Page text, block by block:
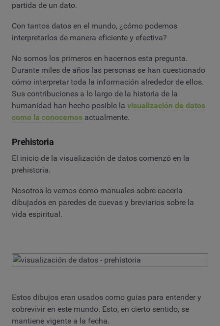
partida de un dato.
Con tantos datos en el mundo, ¿cómo podemos
interpretarlos de manera eficiente y efectiva?
No somos los primeros en hacernos esta pregunta.
Durante miles de años las personas se han cuestionado
cómo interpretar toda la información alrededor de ellos.
Sus contribuciones a lo largo de la historia de la
humanidad han hecho posible la visualización de datos
como la conocemos actualmente.
Prehistoria
El inicio de la visualización de datos comenzó en la
prehistoria.
Nosotros lo vemos como manuales sobre cacería
dibujados en paredes de cuevas y breviarios sobre la
vida espiritual.
Estos dibujos eran usados como guías para entender y
sobrevivir en este mundo. Esto, en cierto sentido, se
mantiene vigente a la fecha.